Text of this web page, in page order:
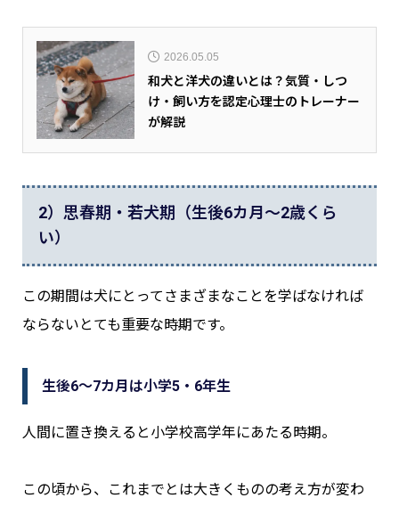
2026.05.05
和犬と洋犬の違いとは？気質・しつ
け・飼い方を認定心理士のトレーナー
が解説
2）思春期・若犬期（生後6カ月～2歳くら
い）
この期間は犬にとってさまざまなことを学ばなければ
ならないとても重要な時期です。
生後6～7カ月は小学5・6年生
人間に置き換えると小学校高学年にあたる時期。
この頃から、これまでとは大きくものの考え方が変わ